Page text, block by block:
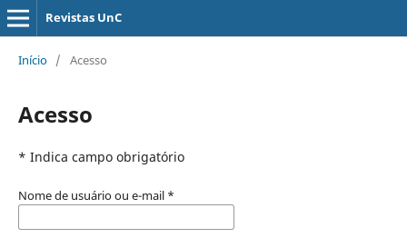
Revistas UnC
Início / Acesso
Acesso
* Indica campo obrigatório
Nome de usuário ou e-mail *